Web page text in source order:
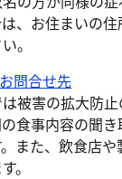
、お住まいの
。
問合せ先
被害の拡大防
食事内容の聞
また、飲食店
。